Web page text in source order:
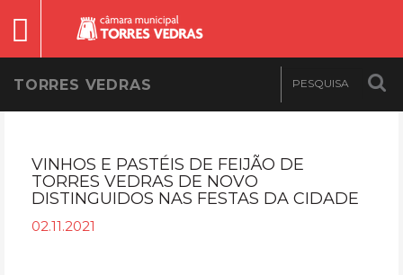
TORRES VEDRAS
VINHOS E PASTÉIS DE FEIJÃO DE
TORRES VEDRAS DE NOVO
DISTINGUIDOS NAS FESTAS DA CIDADE
02.11.2021